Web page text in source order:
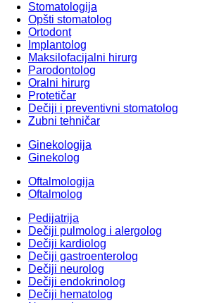
Stomatologija
Opšti stomatolog
Ortodont
Implantolog
Maksilofacijalni hirurg
Parodontolog
Oralni hirurg
Protetičar
Dečiji i preventivni stomatolog
Zubni tehničar
Ginekologija
Ginekolog
Oftalmologija
Oftalmolog
Pedijatrija
Dečiji pulmolog i alergolog
Dečiji kardiolog
Dečiji gastroenterolog
Dečiji neurolog
Dečiji endokrinolog
Dečiji hematolog